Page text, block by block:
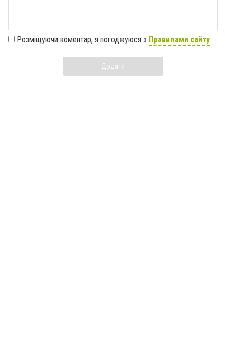
Розміщуючи коментар, я погоджуюся з Правилами сайту
Додати